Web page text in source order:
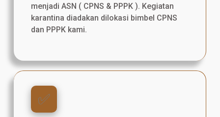
menjadi ASN ( CPNS & PPPK ). Kegiatan
karantina diadakan dilokasi bimbel CPNS
dan PPPK kami.
✅️